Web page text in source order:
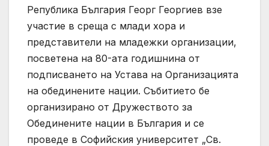
Република България Георг Георгиев взе
участие в среща с млади хора и
представители на младежки организации,
посветена на 80-ата годишнина от
подписването на Устава на Организацията
на обединените нации. Събитието бе
организирано от Дружеството за
Обединените нации в България и се
проведе в Софийския университет „Св.